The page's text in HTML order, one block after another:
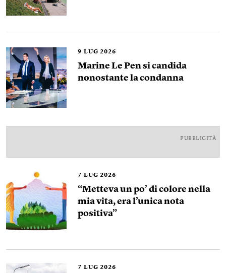
9 LUG 2026
Marine Le Pen si candida
nonostante la condanna
PUBBLICITÀ
7 LUG 2026
“Metteva un po’ di colore nella
mia vita, era l’unica nota
positiva”
7 LUG 2026